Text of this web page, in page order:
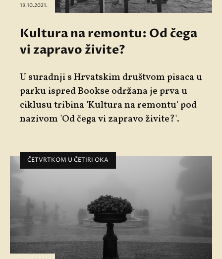
13.10.2021.
Kultura na remontu: Od čega
vi zapravo živite?
U suradnji s Hrvatskim društvom pisaca u
parku ispred Bookse održana je prva u
ciklusu tribina'Kultura na remontu'pod
nazivom 'Od čega vi zapravo živite?'.
ČETVRTKOM U ČETIRI OKA